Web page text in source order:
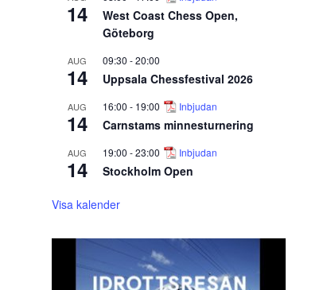
14
West Coast Chess Open,
Göteborg
AUG
14
09:30 -20:00
Uppsala Chessfestival 2026
AUG
14
16:00 - 19:00 Inbjudan
Carnstams minnesturnering
AUG
14
19:00 -23:00 Inbjudan
Stockholm Open
Visa kalender